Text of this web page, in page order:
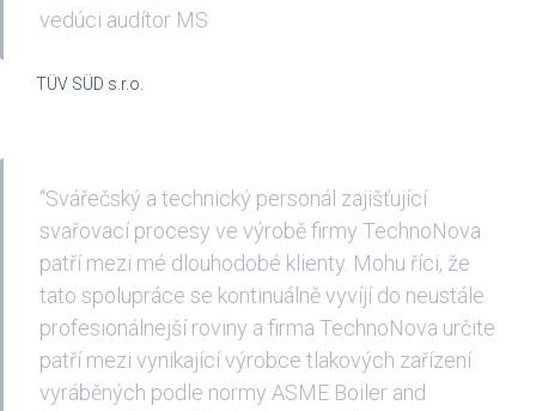
vedúci audítor MS
TÜV SÜD s.r.o.
“Svářečský a technický personál zajišťující
svařovací procesy ve výrobě firmy TechnoNova
patří mezi mé dlouhodobé klienty. Mohu říci, že
tato spolupráce se kontinuálně vyvíjí do neustále
profesionálnejší roviny a firma TechnoNova určite
patří mezi vynikající výrobce tlakových zařízení
vyráběných podle normy ASME Boiler and